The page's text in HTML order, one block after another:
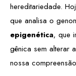
hereditariedade.
que analisa o
epigenética, que
gênica sem alterar
nossa